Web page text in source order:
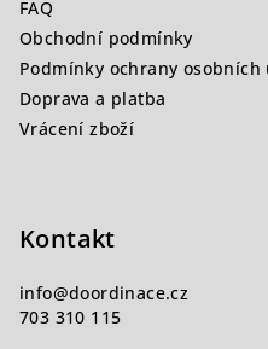
FAQ
Obchodní podmínky
Podmínky ochrany osobních
Doprava a platba
Vrácení zboží
Kontakt
info@doordinace.cz
703 310 115